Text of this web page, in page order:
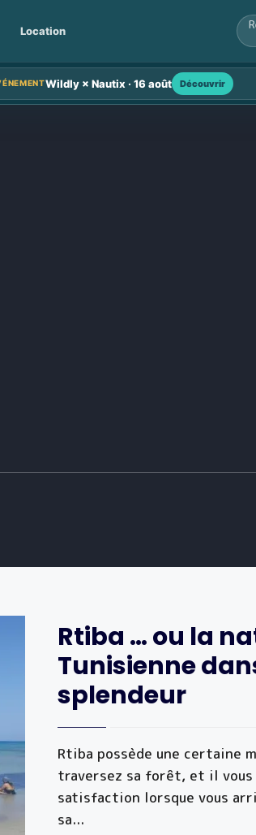
Location
Wildly × Nautix · 16 août Découvrir
Rtiba … ou la
Tunisienne
splendeur
Rtiba possède une certaine
traversez sa forêt, et il vous
satisfaction lorsque vous
sa...